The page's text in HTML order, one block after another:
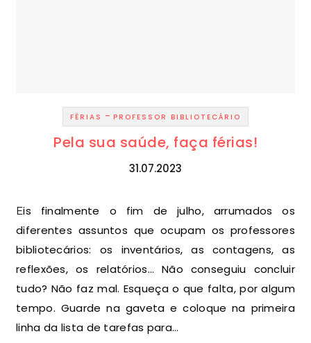
FÉRIAS - PROFESSOR BIBLIOTECÁRIO
Pela sua saúde, faça férias!
31.07.2023
Eis finalmente o fim de julho, arrumados os
diferentes assuntos que ocupam os professores
bibliotecários: os inventários, as contagens, as
reflexões, os relatórios… Não conseguiu concluir
tudo? Não faz mal. Esqueça o que falta, por algum
tempo. Guarde na gaveta e coloque na primeira
linha da lista de tarefas para…